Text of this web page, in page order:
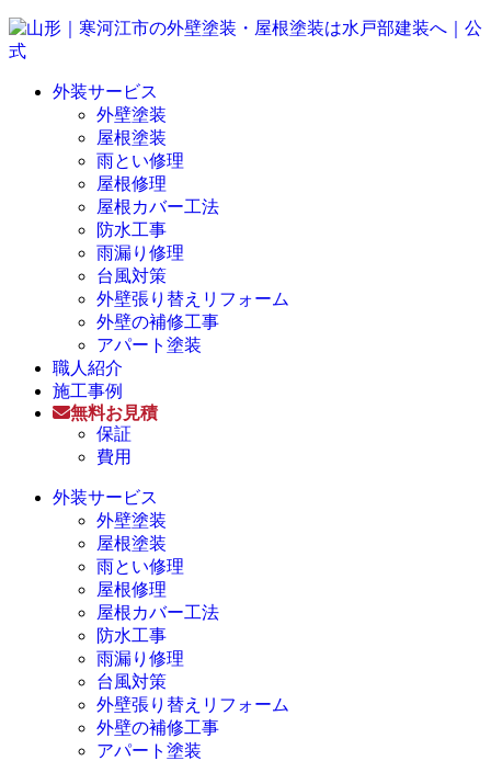
外装サービス
外壁塗装
屋根塗装
雨とい修理
屋根修理
屋根カバー工法
防水工事
雨漏り修理
台風対策
外壁張り替えリフォーム
外壁の補修工事
アパート塗装
職人紹介
施工事例
無料お見積
保証
費用
外装サービス
外壁塗装
屋根塗装
雨とい修理
屋根修理
屋根カバー工法
防水工事
雨漏り修理
台風対策
外壁張り替えリフォーム
外壁の補修工事
アパート塗装